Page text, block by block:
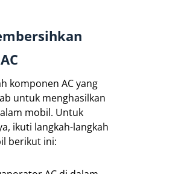
komponen AC yang
untuk menghasilkan
mobil. Untuk
ikuti langkah-langkah
berikut ini: